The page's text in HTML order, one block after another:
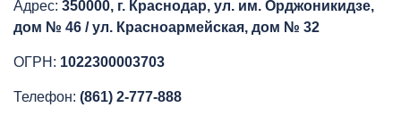
Адрес: 350000, г. Краснодар, ул. им. Орджоникидзе,
дом № 46 / ул. Красноармейская, дом № 32
ОГРН: 1022300003703
Телефон: (861) 2-777-888